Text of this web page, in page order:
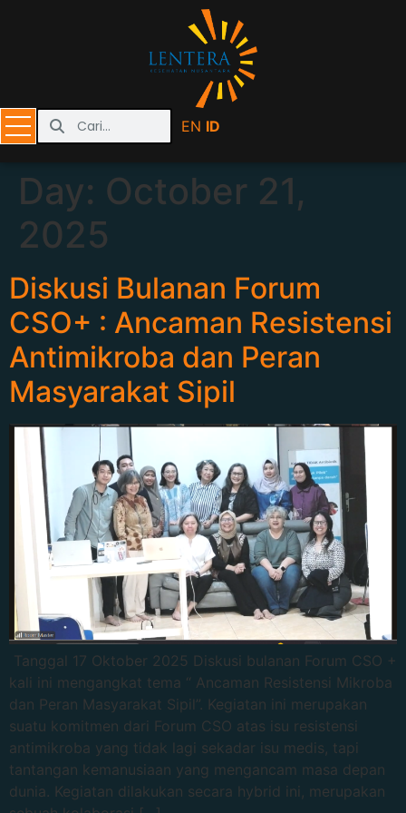
EN ID
Day: October 21,
2025
Diskusi Bulanan Forum
CSO+ : Ancaman Resistensi
Antimikroba dan Peran
Masyarakat Sipil
Tanggal 17 Oktober 2025 Diskusi bulanan Forum CSO +
kali ini mengangkat tema “ Ancaman Resistensi Mikroba
dan Peran Masyarakat Sipil”. Kegiatan ini merupakan
suatu komitmen dari Forum CSO atas isu resistensi
antimikroba yang tidak lagi sekadar isu medis, tapi
tantangan kemanusiaan yang mengancam masa depan
dunia. Kegiatan dilakukan secara hybrid ini, merupakan